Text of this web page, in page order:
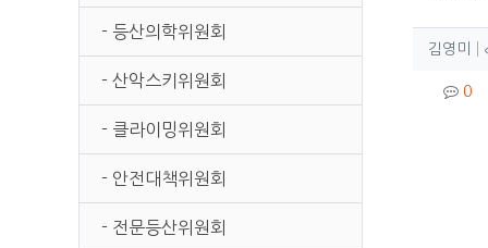
작성
김영미
컨텐
0댓
- 등산의학위원회
- 산악스키위원회
- 클라이밍위원회
- 안전대책위원회
- 전문등산위원회